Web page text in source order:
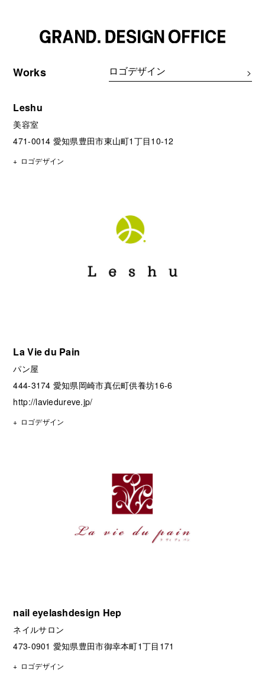
Works
Leshu
美容室
471-0014 愛知県豊田市東山町1丁目10-12
ロゴデザイン
La Vie du Pain
パン屋
444-3174 愛知県岡崎市真伝町供養坊16-6
http://laviedureve.jp/
ロゴデザイン
nail eyelashdesign Hep
ネイルサロン
473-0901 愛知県豊田市御幸本町1丁目171
ロゴデザイン